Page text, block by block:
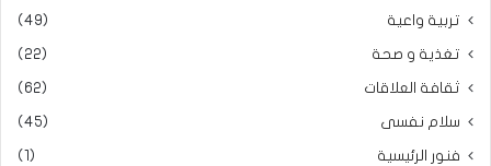
تربية واعية (49)
تغذية و صحة (22)
ثقافة العلاقات (62)
سلام نفسى (45)
فنور الرئيسية (1)